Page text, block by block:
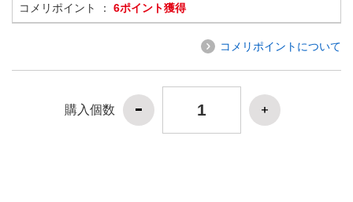
コメリポイント ： 6ポイント獲得
コメリポイントについて
購入個数